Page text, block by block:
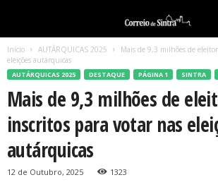
Início AUTÁRQUICAS 2025
Mais de 9,3 milhões de
eleições autárquicas
AUTÁRQUICAS 2025 DESTAQUE PÁGINA 1 SINTRA
Mais de 9,3 milhões de
inscritos para votar nas
autárquicas
12 de Outubro, 2025 1323